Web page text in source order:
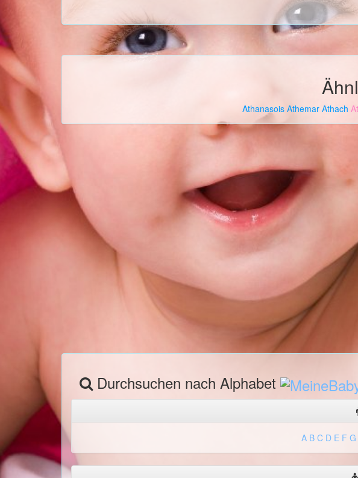
Athanasois Athemar Athach
Durchsuchen nach Alphabet
A B C D E F G